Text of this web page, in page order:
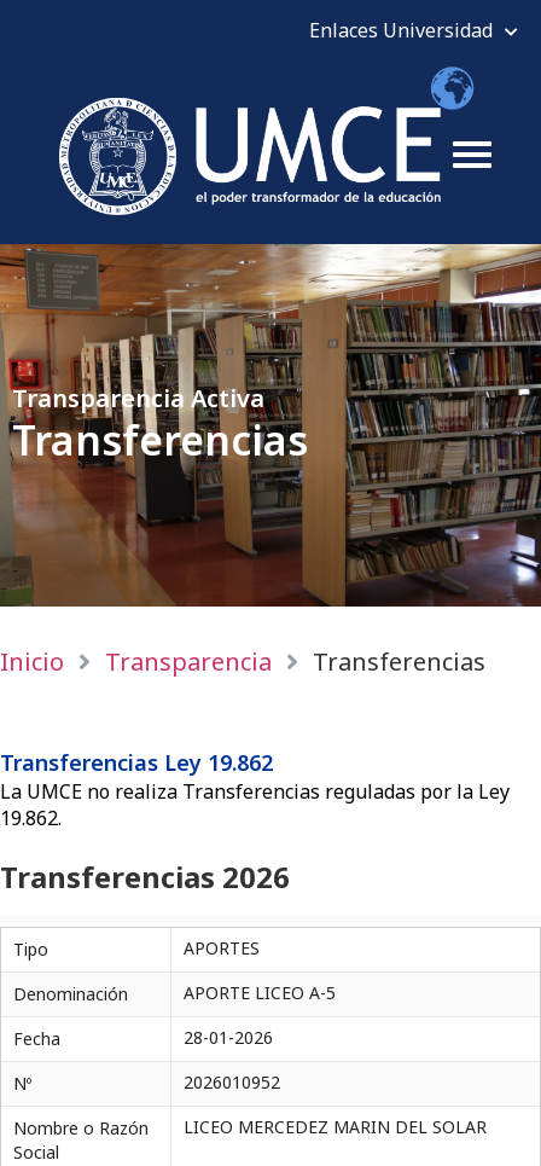
Transparencia Activa
Transferencias
Inicio Transparencia Transferencias
Transferencias Ley 19.862
La UMCE no realiza Transferencias reguladas por la Ley
19.862.
Transferencias 2026
Tipo
APORTES
Denominación
APORTE LICEO A-5
Fecha
28-01-2026
Nº
2026010952
Nombre o Razón
Social
LICEO MERCEDEZ MARIN DEL SOLAR